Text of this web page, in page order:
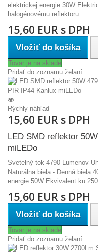
elektrickej energie 30W
halogénovému reflektoru
15,60 EUR s DPH
Vložiť do košíka
Tovar je na sklade
Pridať do zoznamu želaní
Rýchly náhľad
15,60 EUR s DPH
LED SMD reflektor
miLEDo
Svetelný tok 4790 Lumenov
Naturálna biela - Denná biela
energie 50W Ekvivalent ku
15,60 EUR s DPH
Vložiť do košíka
Tovar je na sklade
Pridať do zoznamu želaní